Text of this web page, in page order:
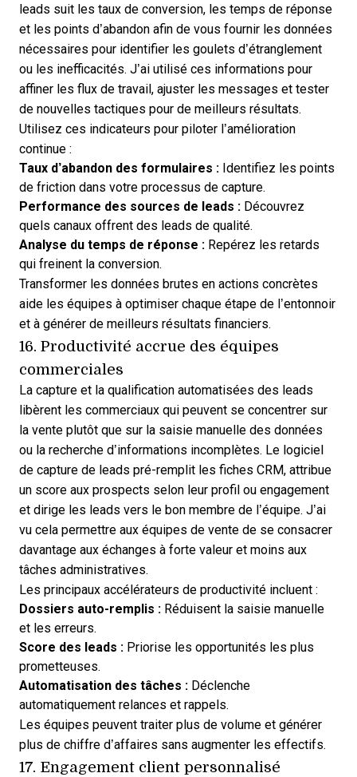
leads suit les taux de conversion, les temps de réponse
et les points d’abandon afin de vous fournir les données
nécessaires pour identifier les goulets d’étranglement
ou les inefficacités. J’ai utilisé ces informations pour
affiner les flux de travail, ajuster les messages et tester
de nouvelles tactiques pour de meilleurs résultats.
Utilisez ces indicateurs pour piloter l’amélioration
continue :
Taux d’abandon des formulaires : Identifiez les points
de friction dans votre processus de capture.
Performance des sources de leads : Découvrez
quels canaux offrent des leads de qualité.
Analyse du temps de réponse : Repérez les retards
qui freinent la conversion.
Transformer les données brutes en actions concrètes
aide les équipes à optimiser chaque étape de l’entonnoir
et à générer de meilleurs résultats financiers.
16. Productivité accrue des équipes
commerciales
La capture et la qualification automatisées des leads
libèrent les commerciaux qui peuvent se concentrer sur
la vente plutôt que sur la saisie manuelle des données
ou la recherche d’informations incomplètes. Le logiciel
de capture de leads pré-remplit les fiches CRM, attribue
un score aux prospects selon leur profil ou engagement
et dirige les leads vers le bon membre de l’équipe. J’ai
vu cela permettre aux équipes de vente de se consacrer
davantage aux échanges à forte valeur et moins aux
tâches administratives.
Les principaux accélérateurs de productivité incluent :
Dossiers auto-remplis : Réduisent la saisie manuelle
et les erreurs.
Score des leads : Priorise les opportunités les plus
prometteuses.
Automatisation des tâches : Déclenche
automatiquement relances et rappels.
Les équipes peuvent traiter plus de volume et générer
plus de chiffre d’affaires sans augmenter les effectifs.
17. Engagement client personnalisé